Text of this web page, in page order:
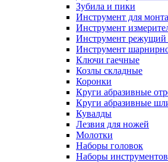
Зубила и пики
Инструмент для
Инструмент
Инструмент
Инструмент
Ключи гаечные
Козлы складные
Коронки
Круги абразивные
Круги абразивные
Кувалды
Лезвия для ножей
Молотки
Наборы головок
Наборы инструментов